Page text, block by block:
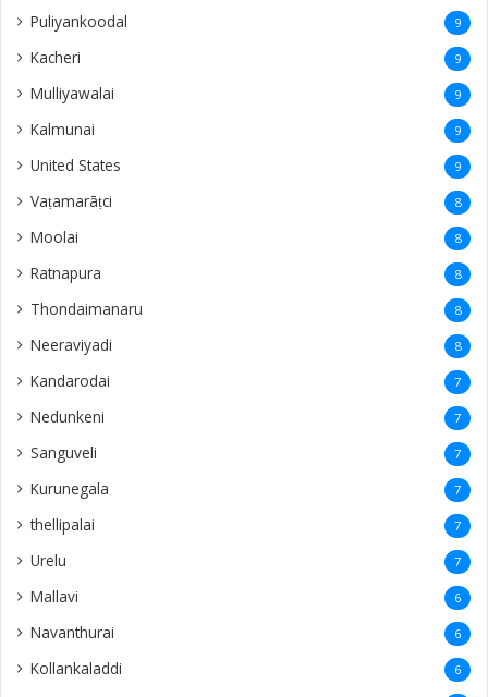
Nedunkeni 7
Sanguveli 7
Kurunegala 7
thellipalai 7
Urelu 7
Mallavi 6
Navanthurai 6
Kollankaladdi 6
Parantan 5
Pudukudiyiruppu 5
Newyork 5
Hatton 5
paruththurai 4
Kegalle 4
Naaranthanai 4
Sangarathai 4
Ezhuthumadduvaal 4
Allaipiddy 4
Kadurugoda 4